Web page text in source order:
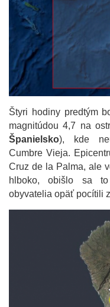
Štyri hodiny predtým
magnitúdou 4,7 na
Španielsko), kde
Cumbre Vieja.
Cruz de la Palma, ale
hlboko, obišlo sa
obyvatelia opäť pocítili